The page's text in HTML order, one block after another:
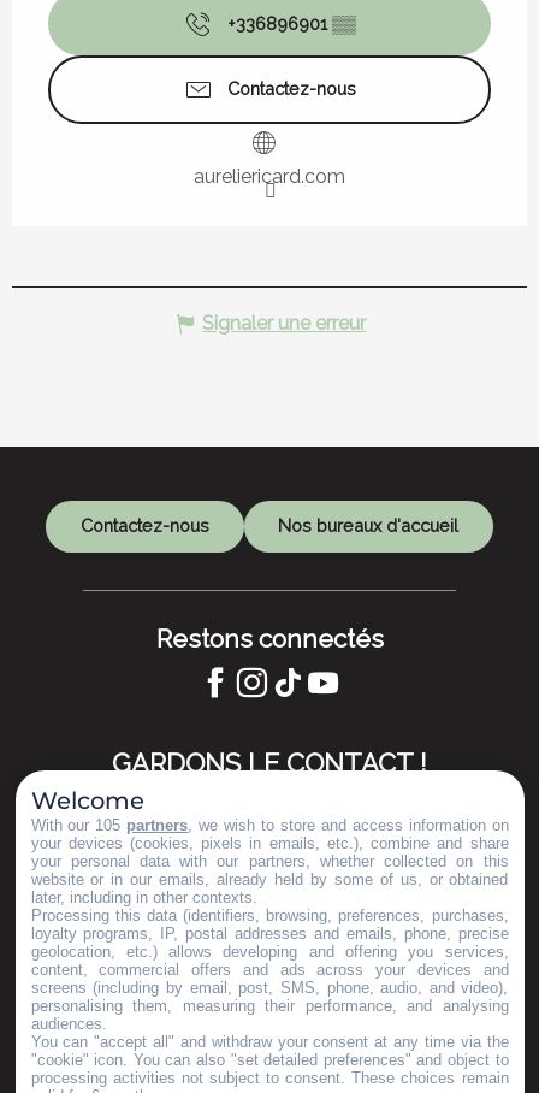
+336896901▒▒
Contactez-nous
aureliericard.com
Signaler une erreur
Contactez-nous Nos bureaux d'accueil
Restons connectés
GARDONS LE CONTACT !
S'inscrire à la newsletter
Nos brochures
ESPACE PRO
GROUPES
PRESSE & INFLUENCEURS
Je m'installe ici
Welcome
With our 105 partners , we wish to store and access information on
your devices (cookies, pixels in emails, etc.), combine and share
your personal data with our partners, whether collected on this
website or in our emails, already held by some of us, or obtained
later, including in other contexts.
Processing this data (identifiers, browsing, preferences, purchases,
loyalty programs, IP, postal addresses and emails, phone, precise
geolocation, etc.) allows developing and offering you services,
content, commercial offers and ads across your devices and
screens (including by email, post, SMS, phone, audio, and video),
personalising them, measuring their performance, and analysing
audiences.
You can "accept all" and withdraw your consent at any time via the
"cookie" icon . You can also "set detailed preferences" and object to
processing activities not subject to consent. These choices remain